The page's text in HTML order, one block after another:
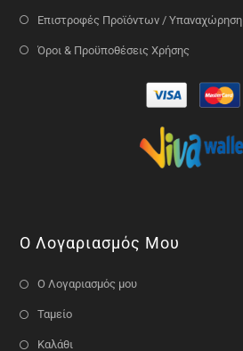
Επιστροφές Προϊόντων / Υπαναχώρηση
Όροι & Προϋποθέσεις Χρήσης
Ο Λογαριασμός Μου
Ο Λογαριασμός μου
Ταμείο
Καλάθι